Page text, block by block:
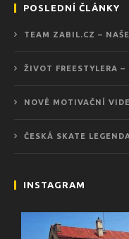
POSLEDNÍ ČLÁNKY
TEAM ZABIL.CZ –
ŽIVOT FREESTYLERA
NOVÉ MOTIVAČNÍ
ČESKÁ SKATE
INSTAGRAM